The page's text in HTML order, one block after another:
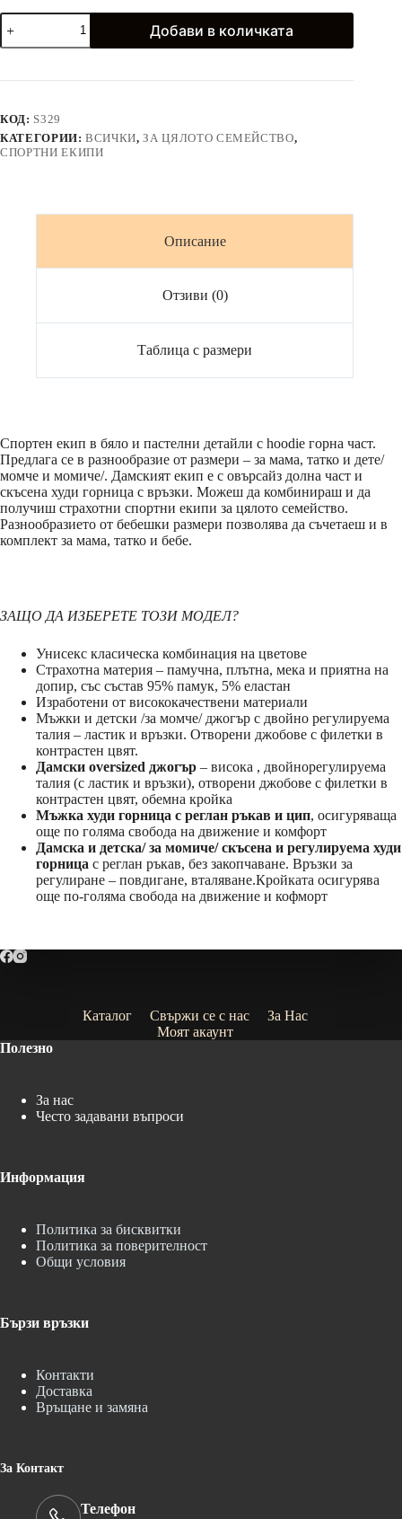
количество
за
Спортен
в
пастелни
детайли
Добави в количката
КОД: S329
КАТЕГОРИИ:ВСИЧКИ,ЗА ЦЯЛОТО СЕМЕЙСТВО,
СПОРТНИ ЕКИПИ
Описание
Отзиви (0)
Таблица с размери
Спортен екип в бяло и пастелни детайли с hoodie горна част.
Предлага се в разнообразие от размери – за мама, татко и дете/
момче и момиче/. Дамският екип е с овърсайз долна част и
скъсена худи горница с връзки. Можеш да комбинираш и да
получиш страхотни спортни екипи за цялото семейство.
Разнообразието от бебешки размери позволява да съчетаеш и в
комплект за мама, татко и бебе.
ЗАЩО ДА ИЗБЕРЕТЕ ТОЗИ МОДЕЛ?
Унисекс класическа комбинация на цветове
Страхотна материя – памучна, плътна, мека и приятна на
допир, със състав 95% памук, 5% еластан
Изработени от висококачествени материали
Мъжки и детски /за момче/ джогър с двойно регулируема
талия – ластик и връзки. Отворени джобове с филетки в
контрастен цвят.
Дамски oversized джогър – висока , двойнорегулируема
талия (с ластик и връзки), отворени джобове с филетки в
контрастен цвят, обемна кройка
Мъжка худи горница с реглан ръкав и цип, осигуряваща
още по голяма свобода на движение и комфорт
Дамска и детска/ за момиче/ скъсена и регулируема худи
горница с реглан ръкав, без закопчаване. Връзки за
регулиране – повдигане, вталяване.Кройката осигурява
още по-голяма свобода на движение и кофморт
Каталог Свържи се с нас
За Нас
Моят акаунт
Полезно
За нас
Често задавани въпроси
Информация
Политика за бисквитки
Политика за поверителност
Общи условия
Бързи връзки
Контакти
Доставка
Връщане и замяна
За Контакт
Телефон